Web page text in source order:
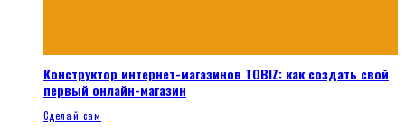
Конструктор интернет-магазинов TOBIZ: как создать свой
первый онлайн-магазин
Сделай сам